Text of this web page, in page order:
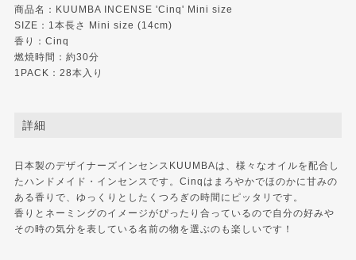
商品名：KUUMBA INCENSE 'Cinq' Mini size
SIZE：1本長さ Mini size (14cm)
香り：Cinq
燃焼時間：約30分
1PACK：28本入り
詳細
日本製のデザイナーズインセンスKUUMBAは、様々なオイルを配合し
たハンドメイド・インセンスです。Cinqはまろやかでほのかに甘みの
ある香りで、ゆっくりとしたくつろぎの時間にピッタリです。
香りとネーミングのイメージがぴったり合っているので自分の好みや
その時の気分を表している名前の物を選ぶのも楽しいです！